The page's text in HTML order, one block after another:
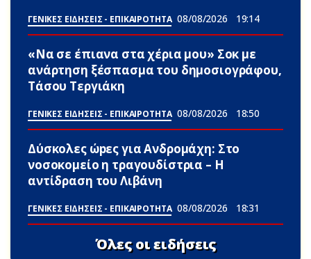
ΓΕΝΙΚΕΣ ΕΙΔΗΣΕΙΣ - ΕΠΙΚΑΙΡΟΤΗΤΑ 08/08/2026 19:14
«Να σε έπιανα στα χέρια μου» Σoκ με
ανάρτηση ξέσπασμα του δημοσιογράφου,
Τάσου Τεργιάκη
ΓΕΝΙΚΕΣ ΕΙΔΗΣΕΙΣ - ΕΠΙΚΑΙΡΟΤΗΤΑ 08/08/2026 18:50
Δύσκολες ώpες για Ανδρομάχη: Στο
νοσοκομείο η τραγουδίστρια – Η
αντίδραση του Λιβάνη
ΓΕΝΙΚΕΣ ΕΙΔΗΣΕΙΣ - ΕΠΙΚΑΙΡΟΤΗΤΑ 08/08/2026 18:31
Όλες οι ειδήσεις